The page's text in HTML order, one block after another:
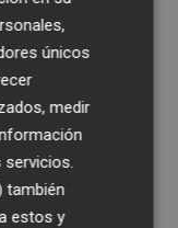
de Águilas a la
la voz y la mirada
únicos
medir
también
estos y